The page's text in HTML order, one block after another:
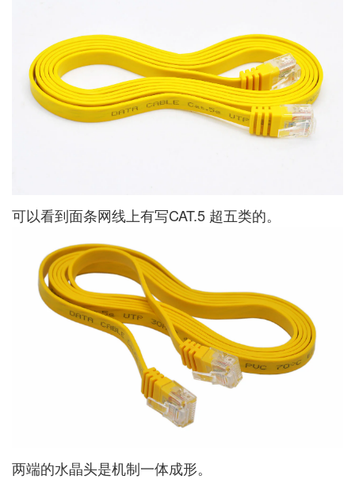
可以看到面条网线上有写CAT.5 超五类的。
两端的水晶头是机制一体成形。